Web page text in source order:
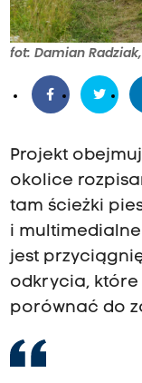
fot: Damian
Projekt
okolice
tam ścieżki
i
jest
odkrycia, które
porównać do